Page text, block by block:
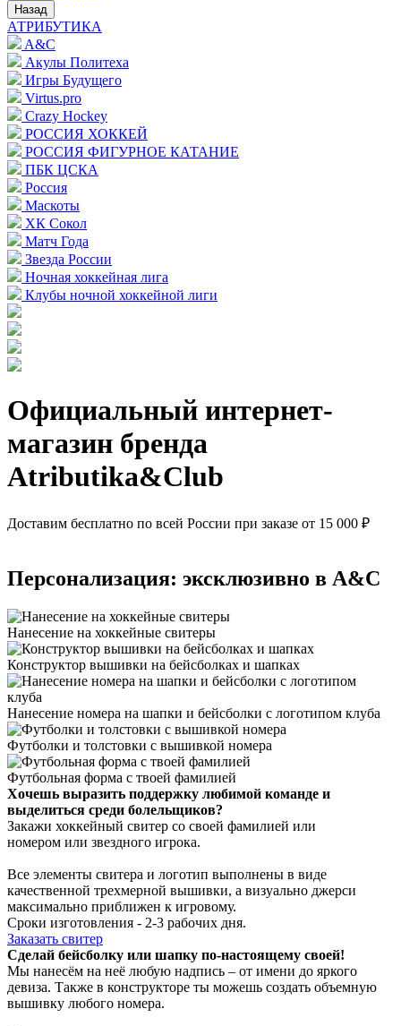
Назад
АТРИБУТИКА
A&C
Акулы Политеха
Игры Будущего
Virtus.pro
Crazy Hockey
РОССИЯ ХОККЕЙ
РОССИЯ ФИГУРНОЕ КАТАНИЕ
ПБК ЦСКА
Россия
Маскоты
ХК Сокол
Матч Года
Звезда России
Ночная хоккейная лига
Клубы ночной хоккейной лиги
Официальный интернет-
магазин бренда
Atributika&Club
Доставим бесплатно по всей России при заказе от 15 000 ₽
Персонализация: эксклюзивно в A&C
Нанесение на хоккейные свитеры
Конструктор вышивки на бейсболках и шапках
Нанесение номера на шапки и бейсболки с логотипом клуба
Футболки и толстовки с вышивкой номера
Футбольная форма с твоей фамилией
Хочешь выразить поддержку любимой команде и
выделиться среди болельщиков?
Закажи хоккейный свитер со своей фамилией или
номером или звездного игрока.
Все элементы свитера и логотип выполнены в виде
качественной трехмерной вышивки, а визуально джерси
максимально приближен к игровому.
Сроки изготовления - 2-3 рабочих дня.
Заказать свитер
Сделай бейсболку или шапку по-настоящему своей!
Мы нанесём на неё любую надпись – от имени до яркого
девиза. Также в конструкторе ты можешь создать объемную
вышивку любого номера.